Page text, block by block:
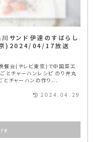
川サンド伊達のすばらし
京)2024/04/17放送
餐会(テレビ東京)で中国菜エ
とチャーハンレシピ のり弁丸
とチャーハンの作り...
2024.04.29